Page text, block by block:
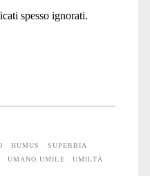
spesso ignorati.
HUMUS
SUPERBIA
UMANO UMILE
UMILTÀ